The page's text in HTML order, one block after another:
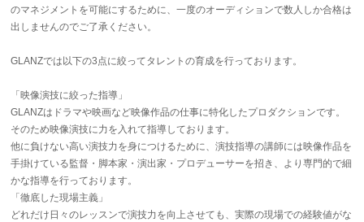
のマネジメントを可能にするために、一度のオーディションで数人しか合格は
出しませんのでご了承ください。
GLANZでは以下の3点に絞ってタレントの育成を行っております。
「映像演技に絞った指導」
GLANZはドラマや映画など映像作品の仕事に特化したプロダクションです。
そのため映像演技に力を入れて指導しております。
他に負けない高い演技力を身につけるために、演技指導の講師には映像作品を
手掛けている監督・脚本家・演出家・プロデューサーを招き、より専門的で細
かな指導を行っております。
「徹底した現場主義」
どれだけ日々のレッスンで演技力を向上させても、実際の現場での経験値がな